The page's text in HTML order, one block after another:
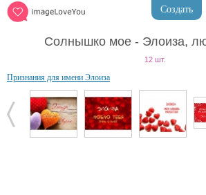
Создать
Солнышко мое - Элоиза,
12 шт.
Признания для имени Элоиза